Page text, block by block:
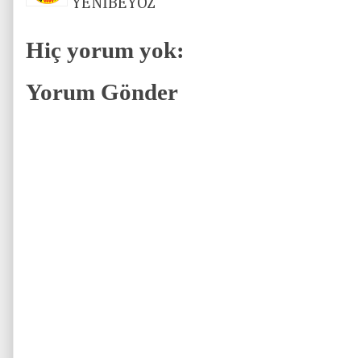
YENİBEYOZ
Hiç yorum yok:
Yorum Gönder